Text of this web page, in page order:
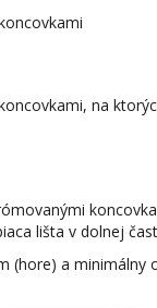
na
lišta v dolnej
(hore) a minimálny